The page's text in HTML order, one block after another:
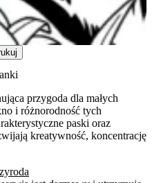
przygoda dla małych
i różnorodność tych
paski oraz
kreatywność, koncentrację